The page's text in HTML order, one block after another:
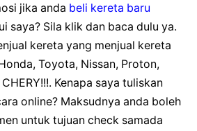
jika anda beli kereta baru
saya? Sila klik dan baca dulu ya.
kereta yang menjual kereta
Toyota, Nissan, Proton,
Kenapa saya tuliskan
online? Maksudnya anda boleh
untuk tujuan check samada